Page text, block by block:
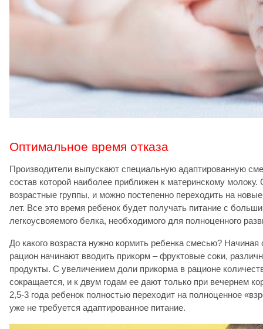
Оптимальное время отказа
Производители выпускают специальную адаптированную
состав которой наиболее приближен к материнскому молоку.
возрастные группы, и можно постепенно переходить на
лет. Все это время ребенок будет получать питание с
легкоусвояемого белка, необходимого для полноценного
До какого возраста нужно кормить ребенка смесью? Начиная
рацион начинают вводить прикорм – фруктовые соки,
продукты. С увеличением доли прикорма в рационе
сокращается, и к двум годам ее дают только при вечернем
2,5-3 года ребенок полностью переходит на полноценное
уже не требуется адаптированное питание.